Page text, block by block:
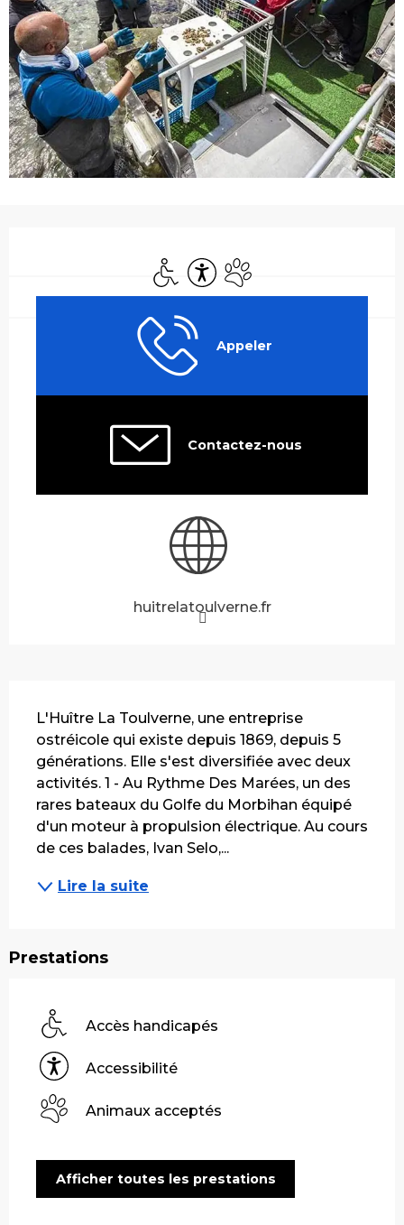
Accès handicapés
Accessibilité
Animaux acceptés
Appeler
Contactez-nous
huitrelatoulverne.fr
L'Huître La Toulverne, une entreprise
ostréicole qui existe depuis 1869, depuis 5
générations. Elle s'est diversifiée avec deux
activités. 1 - Au Rythme Des Marées, un des
rares bateaux du Golfe du Morbihan équipé
d'un moteur à propulsion électrique. Au cours
de ces balades, Ivan Selo,...
Lire la suite
Prestations
Accès handicapés
Accessibilité
Animaux acceptés
Afficher toutes les prestations